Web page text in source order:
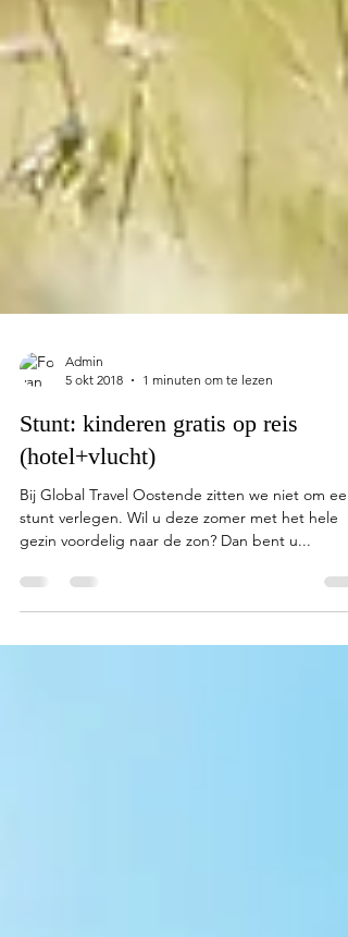
5 okt 2018
1 minuten om te lezen
Stunt: kinderen gratis op reis
(hotel+vlucht)
Bij Global Travel Oostende zitten we niet om een
gezin voordelig naar de zon? Dan bent u...